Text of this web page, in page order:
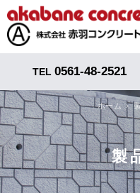
TEL 0561-48-2521
ホーム
製